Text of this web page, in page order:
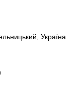
Україна